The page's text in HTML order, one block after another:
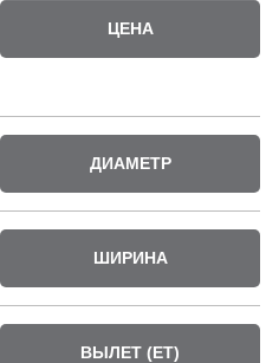
ЦЕНА
ДИАМЕТР
ШИРИНА
ВЫЛЕТ (ET)